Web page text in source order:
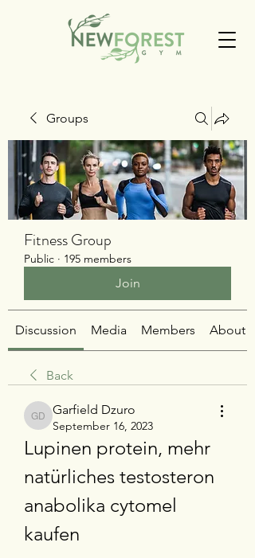
Groups
Fitness Group
Public · 195 members
Join
Discussion Media Members About
Back
Garfield Dzuro
Garfield Dzuro
September 16, 2023
Lupinen protein, mehr
natürliches testosteron
anabolika cytomel
kaufen